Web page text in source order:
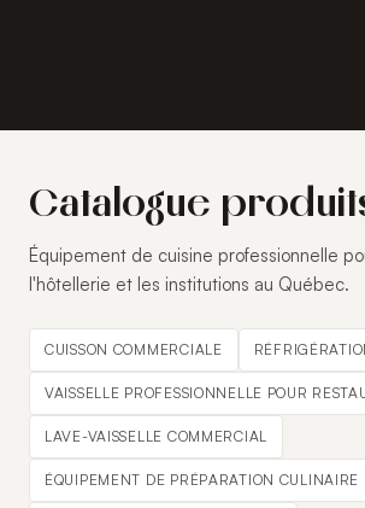
Catalogue
Équipement de cuisine professionnelle
l'hôtellerie et les institutions au Québec.
CUISSON COMMERCIALE
VAISSELLE PROFESSIONNELLE POUR
LAVE-VAISSELLE COMMERCIAL
ÉQUIPEMENT DE PRÉPARATION CULINAIRE